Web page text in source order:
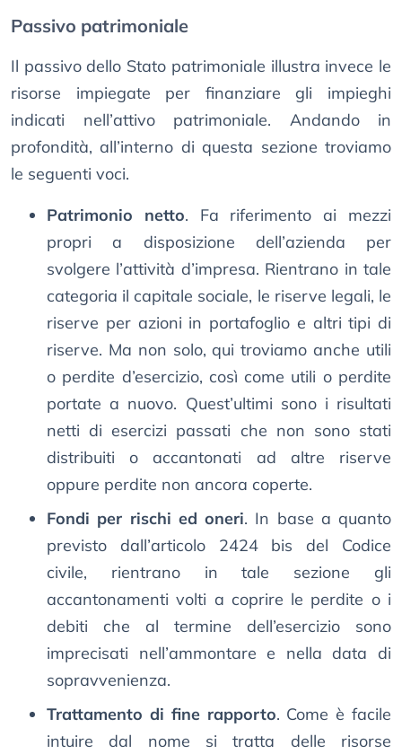
Passivo patrimoniale
Il passivo dello Stato patrimoniale illustra invece le
risorse impiegate per finanziare gli impieghi
indicati nell’attivo patrimoniale. Andando in
profondità, all’interno di questa sezione troviamo
le seguenti voci.
Patrimonio netto. Fa riferimento ai mezzi
propri a disposizione dell’azienda per
svolgere l’attività d’impresa. Rientrano in tale
categoria il capitale sociale, le riserve legali, le
riserve per azioni in portafoglio e altri tipi di
riserve. Ma non solo, qui troviamo anche utili
o perdite d’esercizio, così come utili o perdite
portate a nuovo. Quest’ultimi sono i risultati
netti di esercizi passati che non sono stati
distribuiti o accantonati ad altre riserve
oppure perdite non ancora coperte.
Fondi per rischi ed oneri. In base a quanto
previsto dall’articolo 2424 bis del Codice
civile, rientrano in tale sezione gli
accantonamenti volti a coprire le perdite o i
debiti che al termine dell’esercizio sono
imprecisati nell’ammontare e nella data di
sopravvenienza.
Trattamento di fine rapporto. Come è facile
intuire dal nome si tratta delle risorse